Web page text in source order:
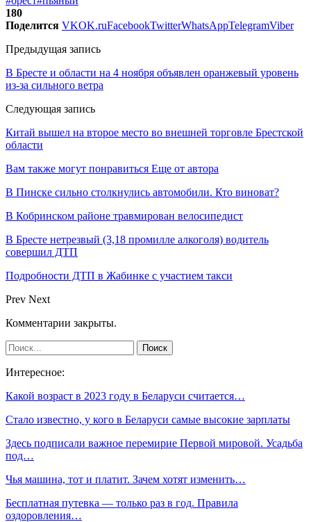
180
Поделится VKOK.ruFacebookTwitterWhatsAppTelegramViber
Предыдущая запись
В Бресте и области на 4 ноября объявлен оранжевый уровень
из-за сильного ветра
Следующая запись
Китай вышел на второе место во внешней торговле Брестской
области
Вам также могут понравиться Еще от автора
В Пинске сильно столкнулись автомобили. Кто виноват?
В Кобринском районе травмирован велосипедист
В Бресте нетрезвый (3,18 промилле алкоголя) водитель
совершил ДТП
Подробности ДТП в Жабинке с участием такси
Prev Next
Комментарии закрыты.
Интересное:
Какой возраст в 2023 году в Беларуси считается…
Стало известно, у кого в Беларуси самые высокие зарплаты
Здесь подписали важное перемирие Первой мировой. Усадьба
под…
Чья машина, тот и платит. Зачем хотят изменить…
Бесплатная путевка — только раз в год. Правила
оздоровления…